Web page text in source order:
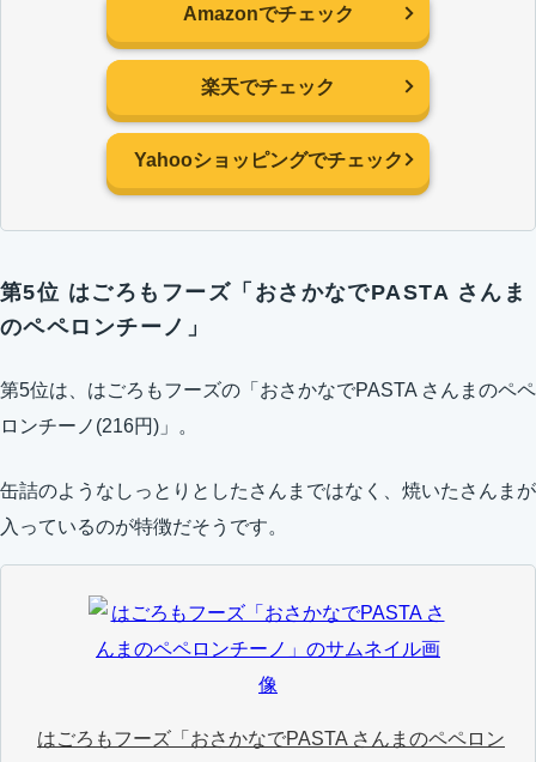
Amazonでチェック
楽天でチェック
Yahooショッピングでチェック
第5位 はごろもフーズ「おさかなでPASTA さんま
のペペロンチーノ」
第5位は、はごろもフーズの「おさかなでPASTA さんまのペペ
ロンチーノ(216円)」。
缶詰のようなしっとりとしたさんまではなく、焼いたさんまが
入っているのが特徴だそうです。
はごろもフーズ「おさかなでPASTA さんまのペペロン